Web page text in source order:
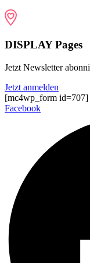
DISPLAY Pages
Jetzt Newsletter
Jetzt anmelden
[mc4wp_form id=707]
Facebook